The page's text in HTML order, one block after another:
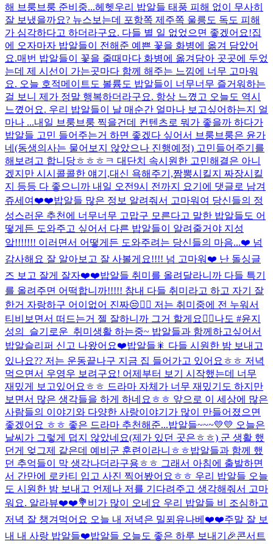
해 브룽브룽 준비중...헤헷우리 밥알들 태풍 피해 없이 무사히
잘 보냈을까요? 뉴스보는데 포항쪽 제주쪽 울릉도 독도 피해
가 심각하다고 하더라구요. 다들 별 일 없었으면 좋겠어요!집
에 오자마자 밥알들이 전해준 예쁜 꽃을 화병에 옮겨 담았어
요.매번 밥알들이 꽃을 줄때마다 화병에 옮겨담아 곳곳에 두었
는데 제 시선이 가는곳마다 함께 해주는 느낌에 너무 고마워
요. 오늘 호적메이트도 볼륨도 밥알들이 너무너무 즐거워하는
걸 보니 제가 정말 행복하더라구요. 항상 느꼈고 오늘도 역시
느꼈어요. 우리 밥알들이 날 매순간 얼마나 보고싶어하는지 얼
마나 ...내일 브룽브룽 찍을건데 컨텐츠로 뭐가 좋을까 하다가
밥알들 고민 들어주는거 하면 좋겠다 싶어서 브룽브룽은 윤가
네(동생의사는 물어보지 않았으나 진행예정) 고민들어주기를
해보려고 합니당ㅎㅎㅎㅋ 대단치 속시원한 고민해결은 아니
겠지만 시시콜콜한 얘기,대신 욕해주기,짬뽕시킬지 짜장시킬
지 등등 다 좋으니까 내일 오전9시 전까지 요기에 댓글로 남겨
쥬세여❤️❤️밥알들 많은 정보 알려줘서 고마워여 당신들의 정
성스러운 추천에 너무너무 고맙구 모른다고 말한 밥알들도 어
떻게든 도와주고 싶어서 다른 밥알들이 알려줄거야 지성
앜!!!!!!! 이러면서 어떻게든 도와주려는 당신들의 마음...❤️ 넘
감사해요 잘 알아보고 잘 사볼게요!!!! 넘 고마워❤️ 난 돌싱글
즈 보고 잘게 잘자❤️❤️밥알들 취미를 올려달라니까 다들 특기
를 올려주면 어떡합니까!!!!! 참내 다들 취미라고 하고 자기 잘
한거 자랑하구 어이없어 진짜😒😮‍💨 저는 취미중에 전 누워서
티비보면서 떠드는거 젤 잘하니까 그거 할게요🤷‍♂️나도 #윤지
성의_슬기로운_취미생활 하는중~ 밥알들과 함께하고싶어서
밥알슬리퍼 신고 나왔어요❤️밥알들🎇 다들 시원한 밤 보내고
있나요?? 저는 운동끝나구 지금 집 들어가고 있어요ㅎㅎ 저녁
먹으면서 우영우 보려구요! 어제부터 보기 시작했는데 너무
재밌게 보고있어요ㅎㅎ 드라마 자체가 너무 재밌기도 하지만
보면서 많은 생각들을 하게 하네요ㅎㅎ 앞으로 이 세상에 많은
사람들의 이야기와 다양한 사랑이야기가 많이 만들어졌으면
좋겠어요 ㅎㅎ 좋은 드라마 추천해준...밥알들~~~💛💛 오늘은
날씨가 그렇게 덥지 않았네요(제가 있던 곳은ㅎㅎ) 군 생활 했
던게 엊그제 같은데 예비군 훈련이라니ㅎㅎ밥알들과 함께 했
던 추억들이 막 생각나더라구용ㅎㅎ 그래서 아침에 출발하면
서 간만에 로카티 입고 사진 찍어봤어요ㅎㅎ 우리 밥알들 오늘
도 시원한 밤 보내고 언제나 저를 기다려주고 생각해줘서 고마
워요. 알라뷰❤️❤️💐 비가 많이 오네요 우리 밥알들 비 조심하고
저녁 잘 챙겨먹어요 오늘 내 저녁은 밀푀유나베❤️❤️주말 잘 보
내 내 사랑 밥알들❤️밥알들 오늘도 좋은 하루 보내기🎉콘서트